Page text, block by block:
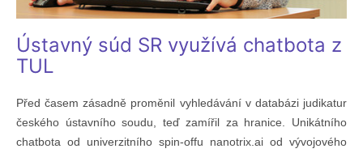
Ústavný súd SR využívá chatbota z
TUL
Před časem zásadně proměnil vyhledávání v databázi judikatur
českého ústavního soudu, teď zamířil za hranice. Unikátního
chatbota od univerzitního spin-offu nanotrix.ai od vývojového